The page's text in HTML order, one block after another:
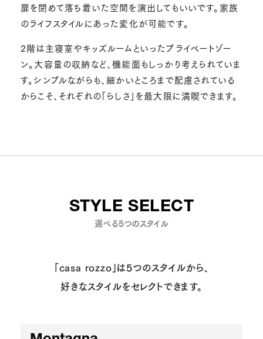
扉を閉めて落ち着いた空間を演出してもいいです。家族
のライフスタイルにあった変化が可能です。
2階は主寝室やキッズルームといったプライベートゾー
ン。大容量の収納など、機能面もしっかり考えられていま
す。シンプルながらも、細かいところまで配慮されている
からこそ、それぞれの「らしさ」を最大限に満喫できます。
STYLE SELECT
選べる5つのスタイル
「casa rozzo」は5つのスタイルから、
好きなスタイルをセレクトできます。